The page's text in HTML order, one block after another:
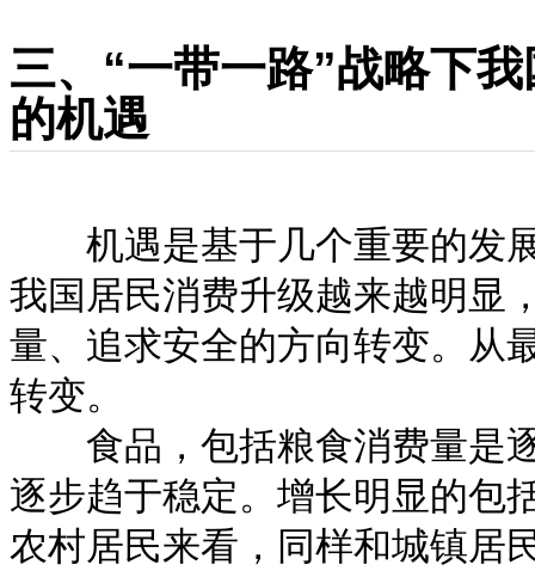
三、“一带一路”战略下
的机遇
机遇是基于几个重要的发展
我国居民消费升级越来越明显
量、追求安全的方向转变。从
转变。
食品，包括粮食消费量是逐
逐步趋于稳定。增长明显的包
农村居民来看，同样和城镇居